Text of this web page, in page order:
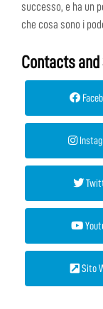
successo, e ha un
che cosa sono i
Contacts
Sito